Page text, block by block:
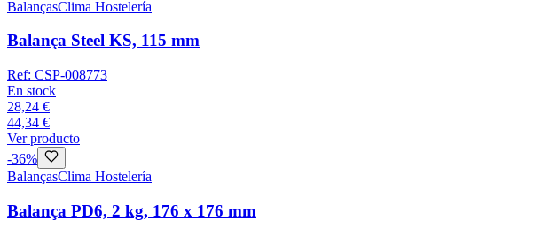
BalançasClima Hostelería
Balança Steel KS, 115 mm
Ref: CSP-008773
En stock
28,24 €
44,34 €
Ver producto
-36%
BalançasClima Hostelería
Balança PD6, 2 kg, 176 x 176 mm